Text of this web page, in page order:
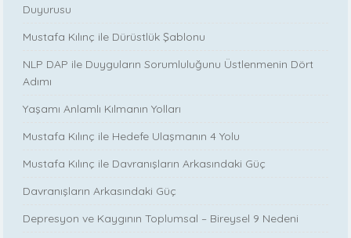
Duyurusu
Mustafa Kılınç ile Dürüstlük Şablonu
NLP DAP ile Duyguların Sorumluluğunu Üstlenmenin Dört
Adımı
Yaşamı Anlamlı Kılmanın Yolları
Mustafa Kılınç ile Hedefe Ulaşmanın 4 Yolu
Mustafa Kılınç ile Davranışların Arkasındaki Güç
Davranışların Arkasındaki Güç
Depresyon ve Kaygının Toplumsal – Bireysel 9 Nedeni